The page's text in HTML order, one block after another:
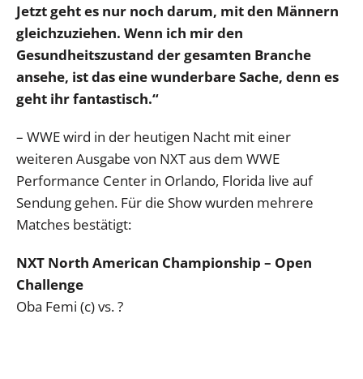
Jetzt geht es nur noch darum, mit den Männern
gleichzuziehen. Wenn ich mir den
Gesundheitszustand der gesamten Branche
ansehe, ist das eine wunderbare Sache, denn es
geht ihr fantastisch.“
– WWE wird in der heutigen Nacht mit einer
weiteren Ausgabe von NXT aus dem WWE
Performance Center in Orlando, Florida live auf
Sendung gehen. Für die Show wurden mehrere
Matches bestätigt:
NXT North American Championship – Open
Challenge
Oba Femi (c) vs. ?